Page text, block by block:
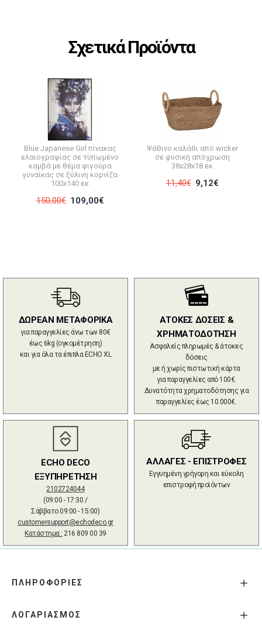
Σχετικά Προϊόντα
Blue Japanese Girl πίνακας
ελαιογραφίας σε τυπωμένο
καμβά με θέμα φιγούρα
γυναίκας σε ξύλινη κορνίζα
100x140 εκ
150,00€ 109,00€
Ψάθινο καλάθι από wicker
σε φυσική απόχρωση
38x28x18 εκ
11,40€ 9,12€
ΔΩΡΕΑΝ ΜΕΤΑΦΟΡΙΚΑ
για παραγγελίες άνω των 80€
έως 6kg (ογκομέτρηση)
και για όλα τα έπιπλα ECHO XL
ΑΤΟΚΕΣ ΔΟΣΕΙΣ &
ΧΡΗΜΑΤΟΔΟΤΗΣΗ
Ασφαλείς πληρωμές & άτοκες
δόσεις
με ή χωρίς πιστωτική κάρτα
για παραγγελίες από 100€.
Δυνατότητα χρηματοδότησης για
παραγγελίες έως 10.000€.
ECHO DECO
ΕΞΥΠΗΡΕΤΗΣΗ
2102724044
(09:00 - 17:30 /
Σάββατο 09:00 - 15:00)
customersupport@echodeco.gr
Κατάστημα : 216 809 00 39
ΑΛΛΑΓΕΣ - ΕΠΙΣΤΡΟΦΕΣ
Εγγυημένη γρήγορη και εύκολη
επιστροφή προϊόντων
ΠΛΗΡΟΦΟΡΙΕΣ
ΛΟΓΑΡΙΑΣΜΟΣ